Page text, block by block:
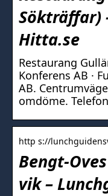
Sökträffar)
Hitta.se
Restaurang
Konferens AB ·
AB.
omdöme.
http s://
Bengt-
vik –